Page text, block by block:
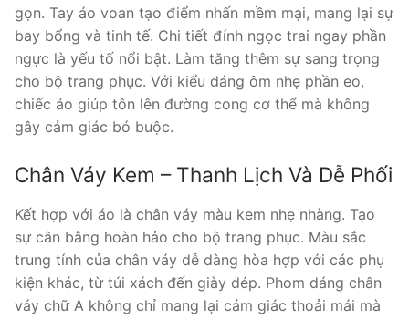
gọn. Tay áo voan tạo điểm nhấn mềm mại, mang lại sự
bay bổng và tinh tế. Chi tiết đính ngọc trai ngay phần
ngực là yếu tố nổi bật. Làm tăng thêm sự sang trọng
cho bộ trang phục. Với kiểu dáng ôm nhẹ phần eo,
chiếc áo giúp tôn lên đường cong cơ thể mà không
gây cảm giác bó buộc.
Chân Váy Kem – Thanh Lịch Và Dễ Phối
Kết hợp với áo là chân váy màu kem nhẹ nhàng. Tạo
sự cân bằng hoàn hảo cho bộ trang phục. Màu sắc
trung tính của chân váy dễ dàng hòa hợp với các phụ
kiện khác, từ túi xách đến giày dép. Phom dáng chân
váy chữ A không chỉ mang lại cảm giác thoải mái mà